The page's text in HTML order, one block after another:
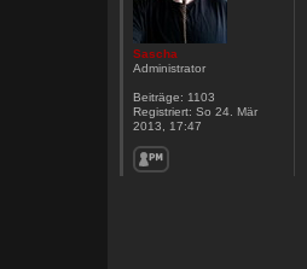
Sascha
Administrator
Beiträge: 1103
Registriert: So 24. Mär
2013, 17:47